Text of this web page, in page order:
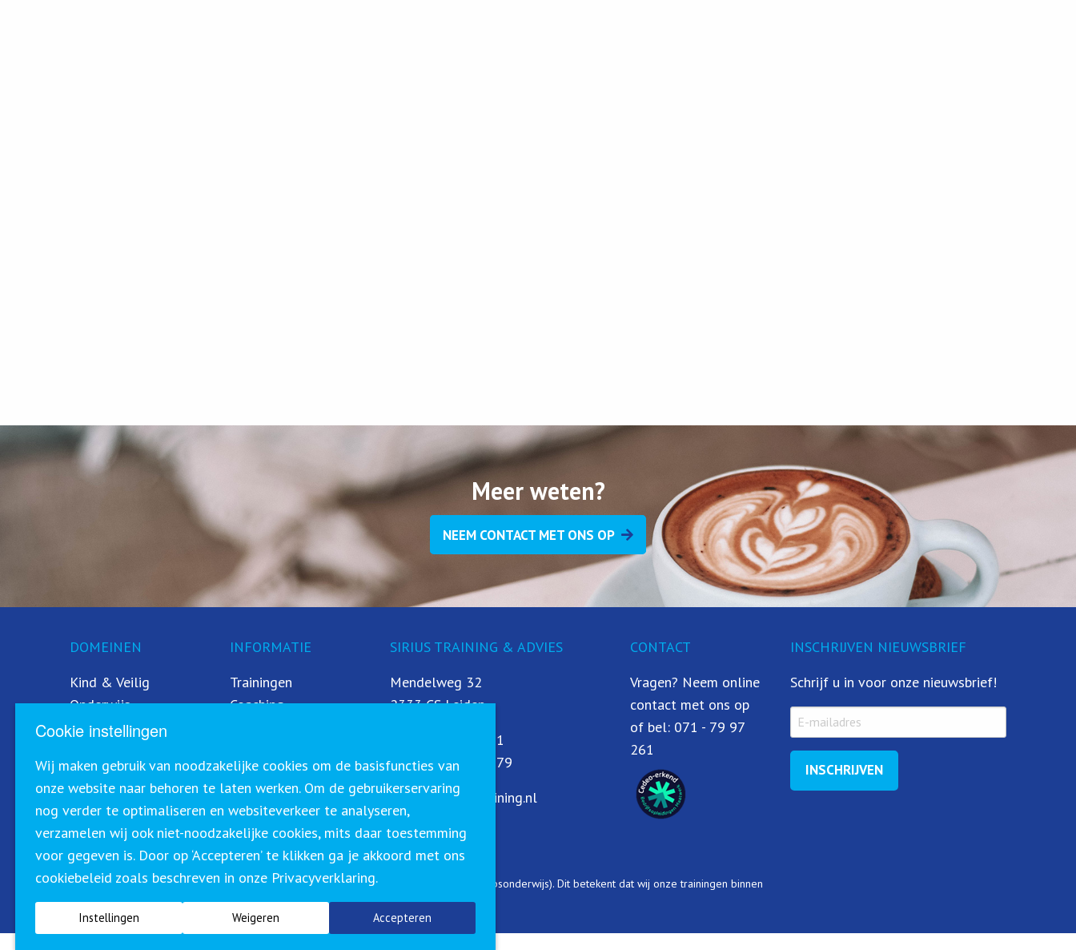
Meer weten?
NEEM CONTACT MET ONS OP
DOMEINEN
Kind & Veilig
Onderwijs
Sociaal domein
Veiligheid
INFORMATIE
Trainingen
Coaching
Referenties
SIRIUS TRAINING & ADVIES
Mendelweg 32
2333 CS Leiden
071 - 79 97 261
M:06 - 19 69 93 79
E:info@siriustraining.nl
CONTACT
Vragen? Neem online
contact met ons op
of bel: 071 - 79 97
261
INSCHRIJVEN NIEUWSBRIEF
Schrijf u in voor onze nieuwsbrief!
Sirius Training & Advies staat geregistreerd in het CRKBO (Centraal Register Kort Beroepsonderwijs). Dit betekent dat wij onze trainingen binnen
de geldende richtlijnen btw-vrij (0%) kunnen aanbieden.
Cookie instellingen
Wij maken gebruik van noodzakelijke cookies om de basisfuncties van
onze website naar behoren te laten werken. Om de gebruikerservaring
nog verder te optimaliseren en websiteverkeer te analyseren,
verzamelen wij ook niet-noodzakelijke cookies, mits daar toestemming
voor gegeven is. Door op ‘Accepteren’ te klikken ga je akkoord met ons
cookiebeleid zoals beschreven in onze Privacyverklaring.
Instellingen Weigeren Accepteren